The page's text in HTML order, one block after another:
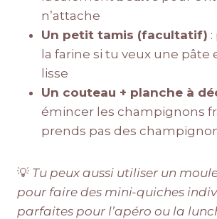
n’attache
Un petit tamis (facultatif)
la farine si tu veux une pâte
lisse
Un couteau + planche à
émincer les champignons
prends pas des
💡 Tu peux aussi utiliser un
pour faire des mini-quiches
parfaites pour l’apéro ou la